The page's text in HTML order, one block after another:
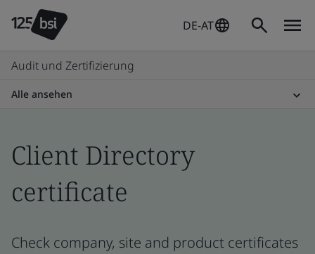
DE-AT
Audit und Zertifizierung
Alle ansehen
Client Directory
certificate
Check company, site and product certificates